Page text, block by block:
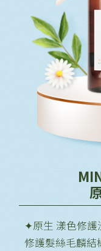
✦原生 漾色修護
修護髮絲毛麟結